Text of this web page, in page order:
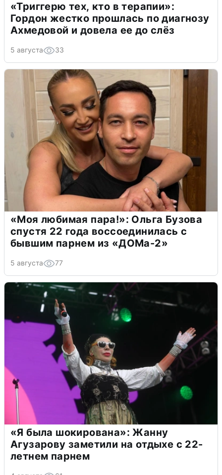
«Триггерю тех, кто в терапии»:
Гордон жестко прошлась по диагнозу
Ахмедовой и довела ее до слёз
5 августа 33
«Моя любимая пара!»: Ольга Бузова
спустя 22 года воссоединилась с
бывшим парнем из «ДОМа-2»
5 августа 77
«Я была шокирована»: Жанну
Агузарову заметили на отдыхе с 22-
летнем парнем